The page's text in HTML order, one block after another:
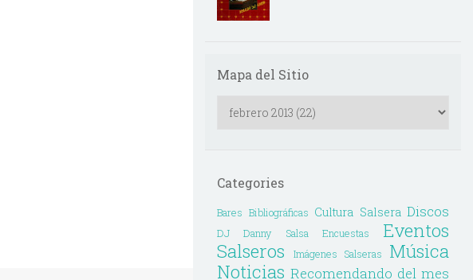
Mapa del Sitio
Categories
Bares Bibliográficas Cultura Salsera Discos
DJ Danny Salsa Encuestas
Eventos
Salseros
Imágenes Salseras
Música
Noticias Recomendando del mes